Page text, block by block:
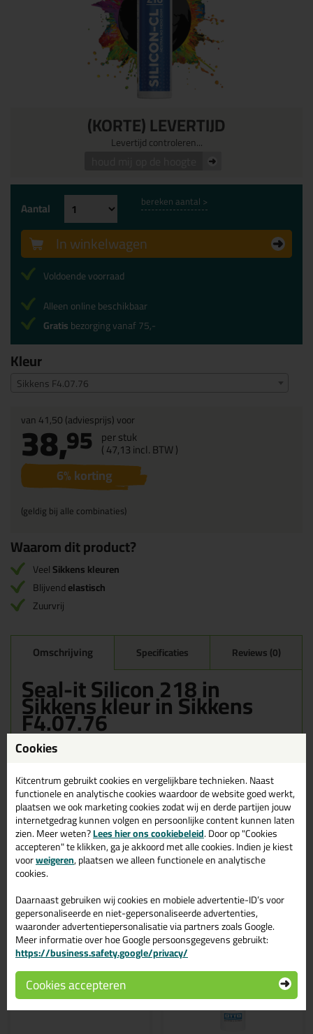
(KORTE) LEVERTIJD
Levertijd controleren...
Kleur
Sikkens F4.07.76
van41,50(adviesprijs) voor
38,95 per stuk
(47,13incl. BTW )
6% korting
(geldig bij alle combinaties)
Aantal bereken aantal >
In winkelwagen
Voldoende voorraad
Alleen online beschikbaar
Gratisbezorging vanaf 75,-
Waarom dit product?
VeelSikkens kleuren
Blijvendelastisch
Zuurvrij
Omschrijving Specificaties Reviews (0)
Seal-it Silicon 218 in
Sikkens kleur in Sikkens
F4.07.76
Bestel de Seal-it Silicon 218 in Sikkens kleur in Sikkens F4.07.76
vandaag nog! Vandaag besteld = morgen in huis.
Wil je meer weten over de toepassing en kenmerken van dit
product?Lees alles over dit product >
Gerelateerde producten
Cookies
Kitcentrum gebruikt cookies en vergelijkbare technieken. Naast
functionele en analytische cookies waardoor de website goed werkt,
plaatsen we ook marketing cookies zodat wij en derde partijen jouw
internetgedrag kunnen volgen en persoonlijke content kunnen laten
zien. Meer weten?Lees hier ons cookiebeleid. Door op "Cookies
accepteren" te klikken, ga je akkoord met alle cookies. Indien je kiest
voorweigeren, plaatsen we alleen functionele en analytische
cookies.
Daarnaast gebruiken wij cookies en mobiele advertentie-ID’s voor
gepersonaliseerde en niet-gepersonaliseerde advertenties,
waaronder advertentiepersonalisatie via partners zoals Google.
Meer informatie over hoe Google persoonsgegevens gebruikt:
https://business.safety.google/privacy/
Cookies accepteren